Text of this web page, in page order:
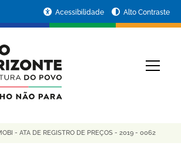
Acessibilidade Alto Contraste
- ATA DE REGISTRO DE PREÇOS - 2019 - 0062